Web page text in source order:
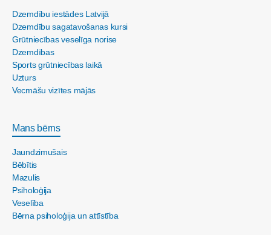
Dzemdību iestādes Latvijā
Dzemdību sagatavošanas kursi
Grūtniecības veselīga norise
Dzemdības
Sports grūtniecības laikā
Uzturs
Vecmāšu vizītes mājās
Mans bērns
Jaundzimušais
Bēbītis
Mazulis
Psiholoģija
Veselība
Bērna psiholoģija un attīstība